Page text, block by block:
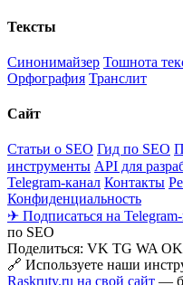
Тексты
Синонимайзер Тошнота
Орфография Транслит
Сайт
Статьи о SEO Гид по SEO
инструменты API для
Telegram-канал Контакты
Конфиденциальность
✈ Подписаться на
по SEO
Поделиться: VK TG WA OK
🔗 Используете наши
Raskruty.ru на свой сайт —